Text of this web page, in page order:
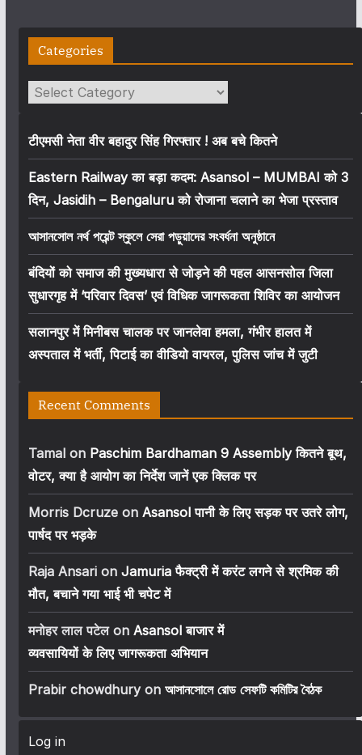
Categories
Categories
टीएमसी नेता वीर बहादुर सिंह गिरफ्तार ! अब बचे कितने
Eastern Railway का बड़ा कदम: Asansol – MUMBAI को 3
दिन, Jasidih – Bengaluru को रोजाना चलाने का भेजा प्रस्ताव
আসানসোল নর্থ পয়েন্ট স্কুলে সেরা পড়ুয়াদের সংবর্ধনা অনুষ্ঠানে
बंदियों को समाज की मुख्यधारा से जोड़ने की पहल आसनसोल जिला
सुधारगृह में ‘परिवार दिवस’ एवं विधिक जागरूकता शिविर का आयोजन
सलानपुर में मिनीबस चालक पर जानलेवा हमला, गंभीर हालत में
अस्पताल में भर्ती, पिटाई का वीडियो वायरल, पुलिस जांच में जुटी
Recent Comments
Tamalon Paschim Bardhaman 9 Assembly कितने बूथ,
वोटर, क्या है आयोग का निर्देश जानें एक क्लिक पर
Morris Dcruzeon Asansol पानी के लिए सड़क पर उतरे लोग,
पार्षद पर भड़के
Raja Ansarion Jamuria फैक्ट्री में करंट लगने से श्रमिक की
मौत, बचाने गया भाई भी चपेट में
मनोहर लाल पटेलon Asansol बाजार में
व्यवसायियों के लिए जागरूकता अभियान
Prabir chowdhuryon আসানসোলে রোড সেফটি কমিটির বৈঠক
Log in